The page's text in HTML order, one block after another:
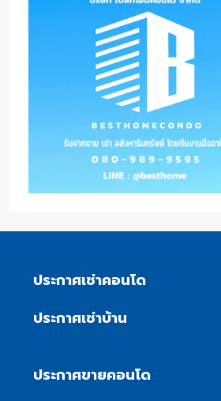
ประกาศเช่าคอนโด
ประกาศเช่าบ้าน
ประกาศขายคอนโด